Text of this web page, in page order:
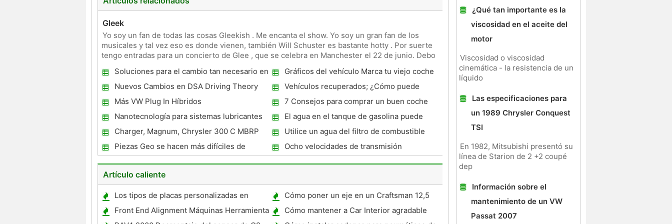
Gleek
Yo soy un fan de todas las cosas Gleekish . Me encanta el show. Yo soy un gran fan de los
musicales y tal vez eso es donde vienen, también Will Schuster es bastante hotty . Por suerte
tengo entradas para un concierto de Glee , que se celebra en Manchester el 22 de junio. Debo
Soluciones para el cambio tan necesario en
la General Motors
Gráficos del vehículo Marca tu viejo coche
una atractiva
Nuevos Cambios en DSA Driving Theory
Test
Vehículos recuperados; ¿Cómo puede
comprarlos
Más VW Plug In Híbridos
7 Consejos para comprar un buen coche
deportivo
Nanotecnología para sistemas lubricantes
automotrices
El agua en el tanque de gasolina puede
ayudar con un mayor rendimiento
Charger, Magnum, Chrysler 300 C MBRP
escape
Utilice un agua del filtro de combustible
para dar un mejor rendimiento de la
gasolina
Piezas Geo se hacen más difíciles de
encontrar
Ocho velocidades de transmisión
automática Desarrollado
Artículo caliente
Los tipos de placas personalizadas en
Texas
Cómo poner un eje en un Craftsman 12,5
HP Riding Lawn Mower
Front End Alignment Máquinas Herramienta
Cómo mantener a Car Interior agradable
¿Qué tan importante es la
viscosidad en el aceite del
motor
Viscosidad o viscosidad
cinemática - la resistencia de un
líquido
Las especificaciones para
un 1989 Chrysler Conquest
TSI
En 1982, Mitsubishi presentó su
línea de Starion de 2 +2 coupé
dep
Información sobre el
mantenimiento de un VW
Passat 2007